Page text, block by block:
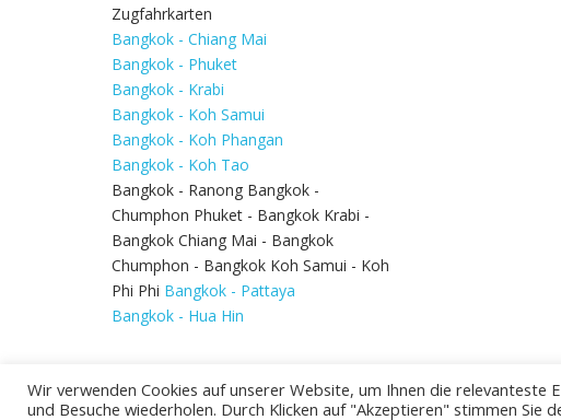
Zugfahrkarten
Bangkok - Chiang Mai
Bangkok - Phuket
Bangkok - Krabi
Bangkok - Koh Samui
Bangkok - Koh Phangan
Bangkok - Koh Tao
Bangkok - Ranong Bangkok -
Chumphon Phuket - Bangkok Krabi -
Bangkok Chiang Mai - Bangkok
Chumphon - Bangkok Koh Samui - Koh
Phi Phi Bangkok - Pattaya
Bangkok - Hua Hin
Wir verwenden Cookies auf unserer Website, um Ihnen die
und Besuche wiederholen. Durch Klicken auf "Akzeptieren" stimmen Sie